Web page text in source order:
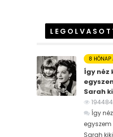
8 HÓNAP
Így néz
Sarah
194484
Így
Sarah